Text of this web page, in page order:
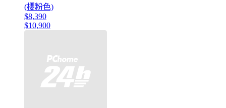
(櫻粉色)
$8,390
$10,900